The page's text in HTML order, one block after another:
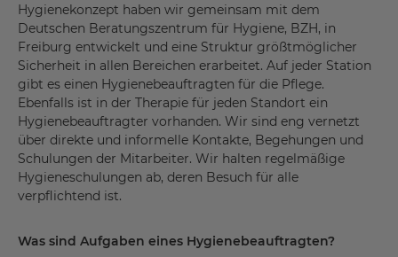
Hygienekonzept haben wir gemeinsam mit dem
Deutschen Beratungszentrum für Hygiene, BZH, in
Freiburg entwickelt und eine Struktur größtmöglicher
Sicherheit in allen Bereichen erarbeitet. Auf jeder Station
gibt es einen Hygienebeauftragten für die Pflege.
Ebenfalls ist in der Therapie für jeden Standort ein
Hygienebeauftragter vorhanden. Wir sind eng vernetzt
über direkte und informelle Kontakte, Begehungen und
Schulungen der Mitarbeiter. Wir halten regelmäßige
Hygieneschulungen ab, deren Besuch für alle
verpflichtend ist.
Was sind Aufgaben eines Hygienebeauftragten?